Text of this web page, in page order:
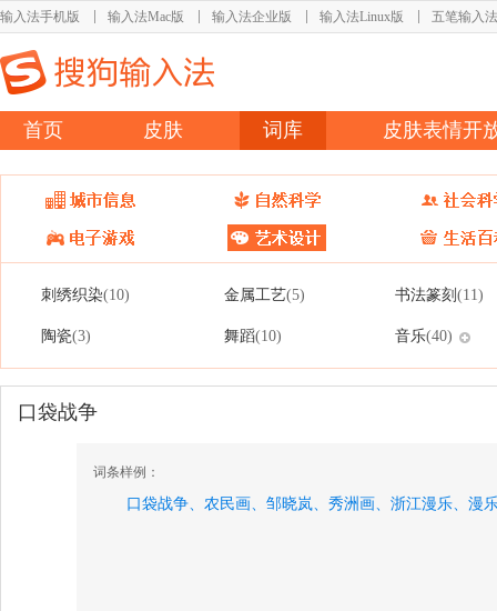
输入法手机版 输入法Mac版 输入法企业版 输入法Linux版 五笔输入法
首页 皮肤 词库 皮肤表情开
刺绣织染(10) 金属工艺(5) 书法篆刻 (11)
陶瓷(3) 舞蹈(10) 音乐(40)
口袋战争
词条样例：
口袋战争、 农民画、 邹晓岚、 秀洲画、 浙江漫乐、 漫